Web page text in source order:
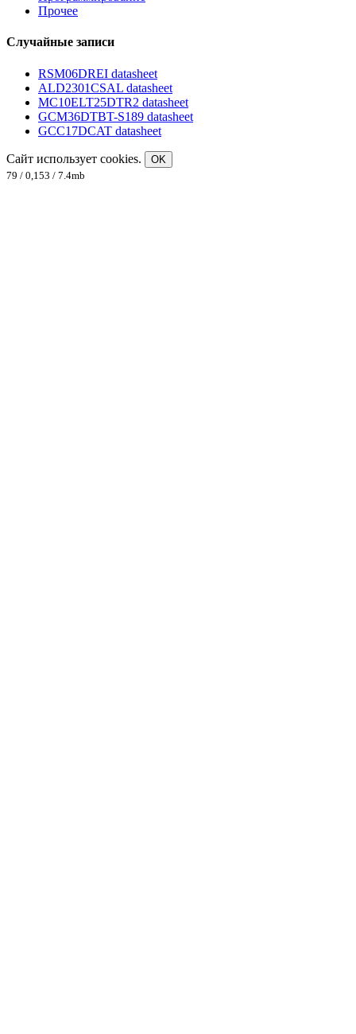
Прочее
Случайные записи
RSM06DREI datasheet
ALD2301CSAL datasheet
MC10ELT25DTR2 datasheet
GCM36DTBT-S189 datasheet
GCC17DCAT datasheet
Сайт использует cookies.
OK
79 / 0,153 / 7.4mb